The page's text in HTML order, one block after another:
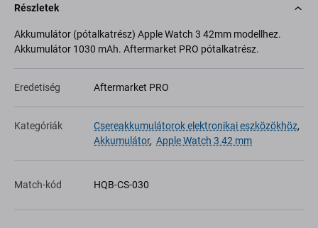
Részletek
Akkumulátor (pótalkatrész) Apple Watch 3 42mm modellhez.
Akkumulátor 1030 mAh. Aftermarket PRO pótalkatrész.
Eredetiség Aftermarket PRO
Kategóriák Csereakkumulátorok elektronikai eszközökhöz,
Akkumulátor, Apple Watch 3 42 mm
Match-kód HQB-CS-030